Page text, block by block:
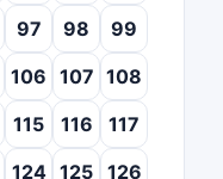
97 98
99
106 107 108
115 116
117
124 125 126